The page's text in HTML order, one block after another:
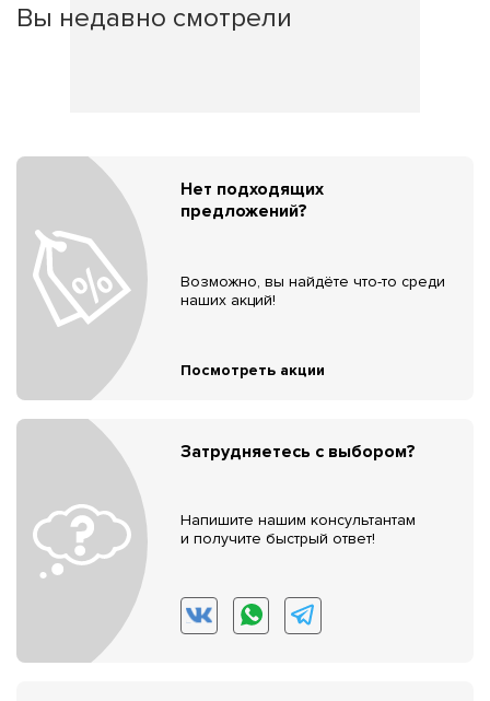
Вы недавно смотрели
Нет подходящих
предложений?
Возможно, вы найдёте что-то среди
наших акций!
Посмотреть акции
Затрудняетесь с выбором?
Напишите нашим консультантам
и получите быстрый ответ!